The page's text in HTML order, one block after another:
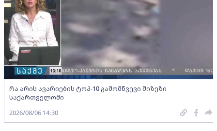
რა არის ავარიების ტოპ-10 გამომწვევი მიზეზი
საქართველოში
2026/08/06 14:30